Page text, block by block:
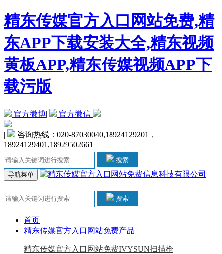
精东传媒官方入口网站免费,精
东APP下载安装大全,精东视频
黄板APP,精东传媒视频APP下
载污版
官方微博| 官方微信
|
咨询热线：020-87030040,18924129201，
18924129401,18929502661
搜索
导航菜单
搜索
首页
精东传媒官方入口网站免费产品
精东传媒官方入口网站免费IVYSUN扫描枪